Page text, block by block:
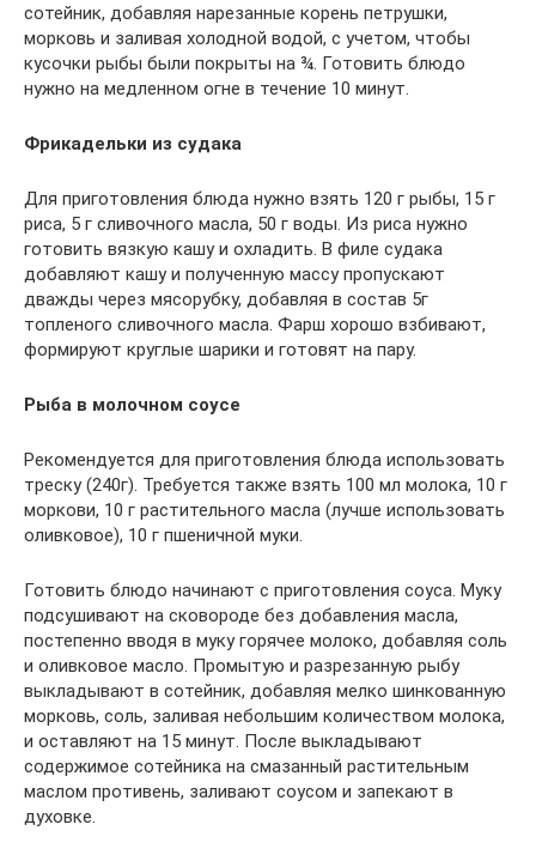
сотейник, добавляя нарезанные корень петрушки,
морковь и заливая холодной водой, с учетом, чтобы
кусочки рыбы были покрыты на ¾. Готовить блюдо
нужно на медленном огне в течение 10 минут.
Фрикадельки из судака
Для приготовления блюда нужно взять 120 г рыбы, 15 г
риса, 5 г сливочного масла, 50 г воды. Из риса нужно
готовить вязкую кашу и охладить. В филе судака
добавляют кашу и полученную массу пропускают
дважды через мясорубку, добавляя в состав 5г
топленого сливочного масла. Фарш хорошо взбивают,
формируют круглые шарики и готовят на пару.
Рыба в молочном соусе
Рекомендуется для приготовления блюда использовать
треску (240г). Требуется также взять 100 мл молока, 10 г
моркови, 10 г растительного масла (лучше использовать
оливковое), 10 г пшеничной муки.
Готовить блюдо начинают с приготовления соуса. Муку
подсушивают на сковороде без добавления масла,
постепенно вводя в муку горячее молоко, добавляя соль
и оливковое масло. Промытую и разрезанную рыбу
выкладывают в сотейник, добавляя мелко шинкованную
морковь, соль, заливая небольшим количеством молока,
и оставляют на 15 минут. После выкладывают
содержимое сотейника на смазанный растительным
маслом противень, заливают соусом и запекают в
духовке.